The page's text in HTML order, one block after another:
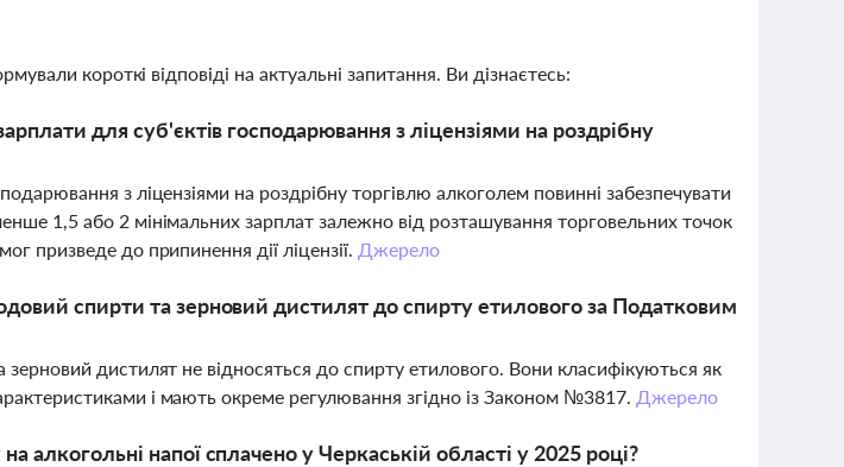
короткі відповіді на актуальні запитання. Ви дізнаєтесь:
для суб'єктів господарювання з ліцензіями на роздрібну
з ліцензіями на роздрібну торгівлю алкоголем повинні забезпечувати
1,5 або 2 мінімальних зарплат залежно від розташування торговельних точок
призведе до припинення дії ліцензії. Джерело
спирти та зерновий дистилят до спирту етилового за Податковим
дистилят не відносяться до спирту етилового. Вони класифікуються як
і мають окреме регулювання згідно із Законом №3817. Джерело
алкогольні напої сплачено у Черкаській області у 2025 році?